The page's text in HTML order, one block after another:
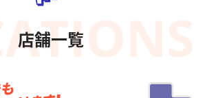
店舗一覧